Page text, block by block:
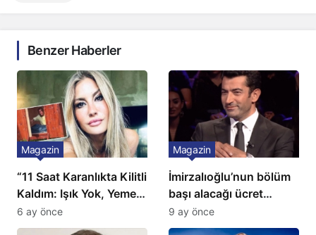
Benzer Haberler
“11 Saat Karanlıkta Kilitli
Kaldım: Işık Yok, Yemek
Yok, Tuvalet Yok!”
Çağla Şikel’den Şok
Magazin
6 ay önce
İmirzalıoğlu’nun bölüm
başı alacağı ücret
Türkiye’de bir ilk:
Gözünü 2 ilçeye dikti!
Magazin
9 ay önce